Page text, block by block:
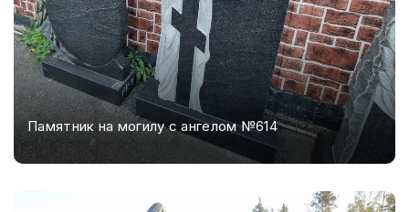
Памятник на могилу с ангелом №614